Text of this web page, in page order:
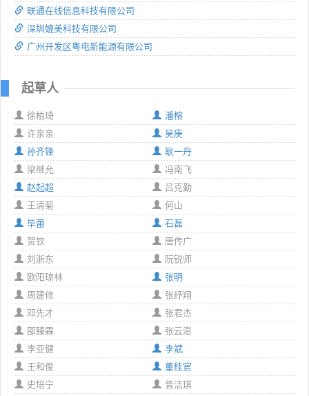
联通在线信息科技有限公司
深圳媲美科技有限公司
广州开发区粤电新能源有限公司
起草人
徐柏琦
潘榕
许亲亲
吴庚
孙齐锋
耿一丹
梁继允
冯南飞
赵起超
吕克勤
王清菊
何山
毕蕾
石磊
贺钦
唐传广
刘浙东
阮锐师
欧阳琼林
张明
周建修
张纾翔
邓先才
张君杰
邵臻霖
张云澎
李亚健
李斌
王和俊
董桂官
史培宁
曾洁琪